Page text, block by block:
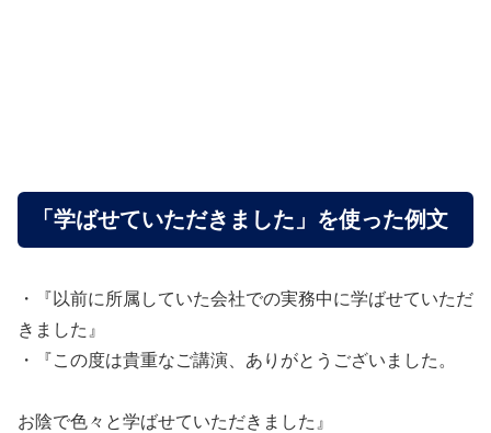
「学ばせていただきました」を使った例文
・『以前に所属していた会社での実務中に学ばせていただ
きました』
・『この度は貴重なご講演、ありがとうございました。
お陰で色々と学ばせていただきました』